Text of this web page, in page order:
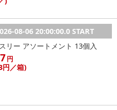
（詳細は商品のラベルに記載し
08-06 20:00:00.0 START
リー アソートメント 13個入
円
円／箱)